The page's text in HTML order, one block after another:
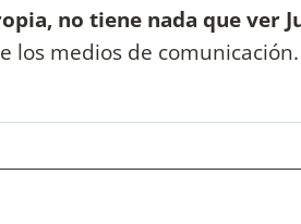
no tiene nada que ver
los medios de